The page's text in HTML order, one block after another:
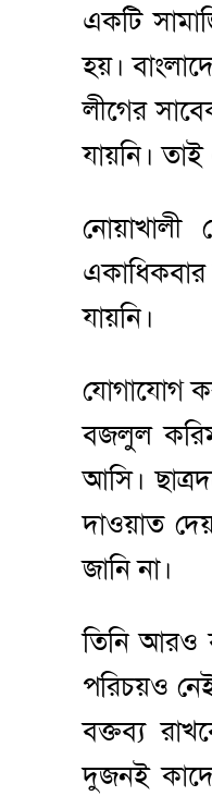
একটি
হয়।
লীগের
যায়নি।
যায়নি।
যোগাযোগ
বজলুল
আসি।
দাওয়াত
জানি না।
তিনি আরও
পরিচয়ও
বক্তব্য
দুজনই